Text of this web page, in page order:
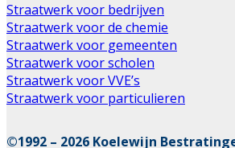
Straatwerk voor bedrijven
Straatwerk voor de chemie
Straatwerk voor gemeenten
Straatwerk voor scholen
Straatwerk voor VVE’s
Straatwerk voor particulieren
©1992 – 2026 Koelewijn